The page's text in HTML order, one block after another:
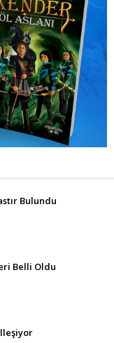
Bulundu
Belli Oldu